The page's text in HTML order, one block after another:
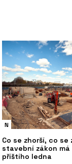
Low
N
Co se zhorší, co se
stavební zákon
příštího ledna